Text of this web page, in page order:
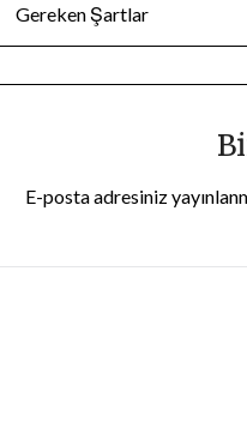
Gereken Şartlar
E-posta adresiniz